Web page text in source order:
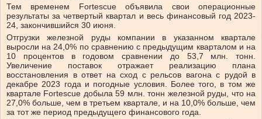
Тем временем Fortescue объявила свои операционные
результаты за четвертый квартал и весь финансовый год 2023-
24, закончившийся 30 июня.
Отгрузки железной руды компании в указанном квартале
выросли на 24,0% по сравнению с предыдущим кварталом и на
10 процентов в годовом сравнении до 53,7 млн. тонн.
Увеличение поставок отражает реализацию плана
восстановления в ответ на сход с рельсов вагона с рудой в
декабре 2023 года и погодные условия. Более того, в том же
квартале Fortescue добыла 59 млн. тонн железной руды, что на
27,0% больше, чем в третьем квартале, и на 10,0% больше, чем
за тот же период предыдущего финансового года.